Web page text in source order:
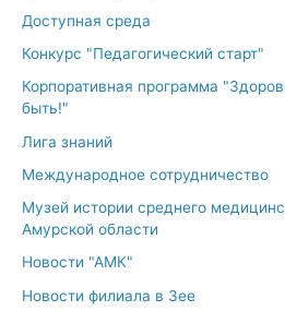
Доступная среда
Конкурс "Педагогический старт"
Корпоративная программа
быть!"
Лига знаний
Международное сотрудничество
Музей истории среднего
Амурской области
Новости "АМК"
Новости филиала в Зее